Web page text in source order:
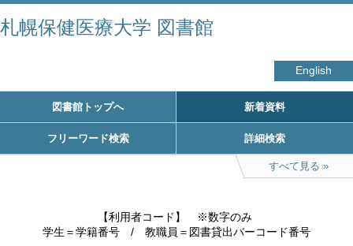
札幌保健医療大学 図書館
English
図書館トップへ 新着資料
フリーワード検索 詳細検索
すべて見る
【利用者コード】　※数字のみ
学生＝学籍番号　/　教職員＝図書貸出バーコード番号